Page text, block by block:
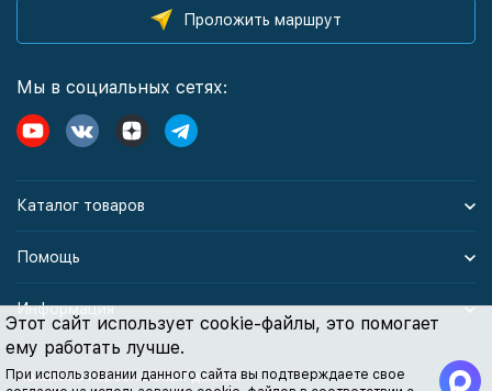
Этот сайт использует cookie-файлы, это помогает
ему работать лучше.
При использовании данного сайта вы подтверждаете свое
Проложить маршрут
Мы в социальных сетях:
Каталог товаров
Помощь
Информация
Политика персональных данных